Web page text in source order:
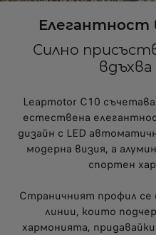
Елегантност
Силно
Leapmotor C10
естествена
дизайн с LED
модерна визия, а
спортен
Страничният профил се
линии, които
хармонията,